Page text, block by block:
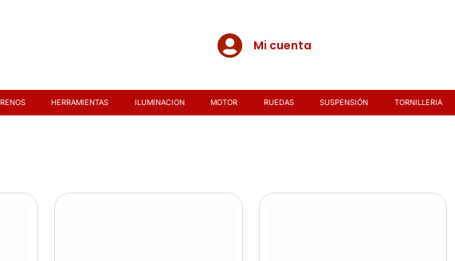
Mi cuenta
HERRAMIENTAS ILUMINACION MOTOR RUEDAS SUSPENSIÓN TORNILLERIA